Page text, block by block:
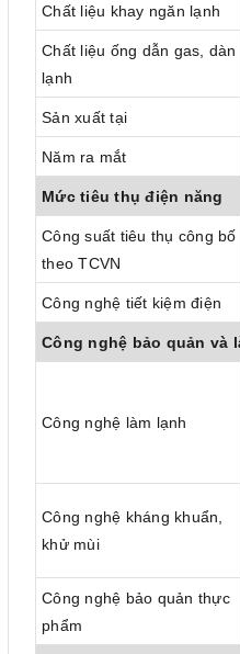
Chất liệu khay ngăn lạnh
Chất liệu ống dẫn gas, dàn
lạnh
Sản xuất tại
Năm ra mắt
Mức tiêu thụ điện năng
Công suất tiêu thụ công bố
theo TCVN
Công nghệ tiết kiệm điện
Công nghệ bảo quản và
Công nghệ làm lạnh
Công nghệ kháng khuẩn,
khử mùi
Công nghệ bảo quản thực
phẩm